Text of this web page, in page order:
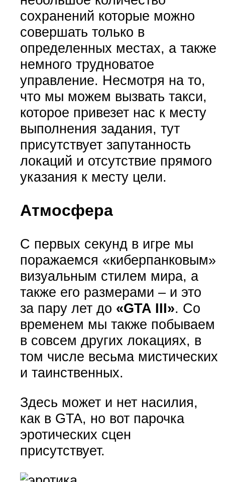
сохранений которые можно
совершать только в
определенных местах, а также
немного трудноватое
управление. Несмотря на то,
что мы можем вызвать такси,
которое привезет нас к месту
выполнения задания, тут
присутствует запутанность
локаций и отсутствие прямого
указания к месту цели.
Атмосфера
С первых секунд в игре мы
поражаемся «киберпанковым»
визуальным стилем мира, а
также его размерами – и это
за пару лет до «GTA III». Со
временем мы также побываем
в совсем других локациях, в
том числе весьма мистических
и таинственных.
Здесь может и нет насилия,
как в GTA, но вот парочка
эротических сцен
присутствует.